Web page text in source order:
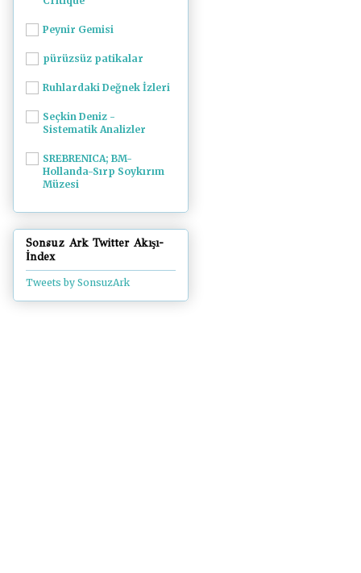
Peynir Gemisi
pürüzsüz patikalar
Ruhlardaki Değnek İzleri
Seçkin Deniz -
Sistematik Analizler
SREBRENICA; BM-
Hollanda-Sırp Soykırım
Müzesi
Sonsuz Ark Twitter Akışı-
İndex
Tweets by SonsuzArk